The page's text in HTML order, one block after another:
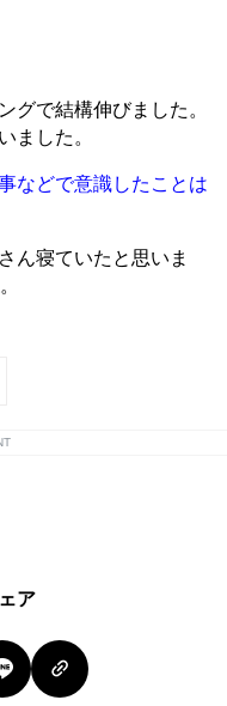
で結構伸びました。
ました。
などで意識したことは
ん寝ていたと思いま
ア